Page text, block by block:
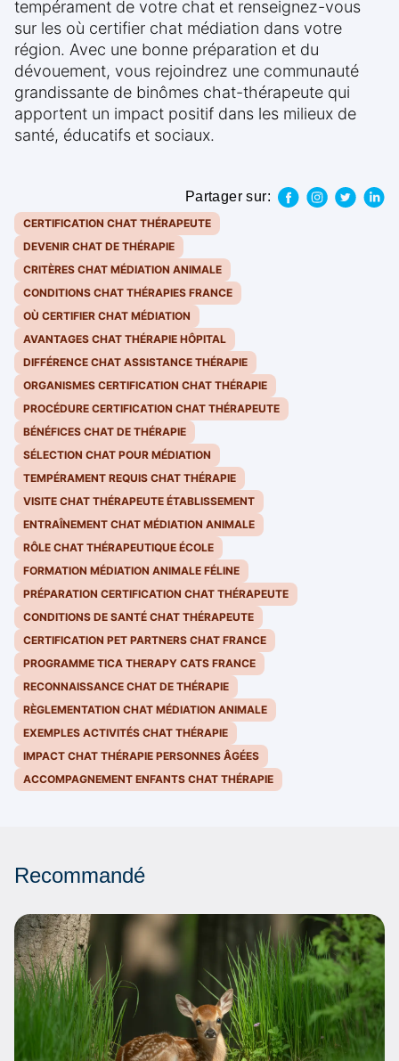
tempérament de votre chat et renseignez-vous
sur les où certifier chat médiation dans votre
région. Avec une bonne préparation et du
dévouement, vous rejoindrez une communauté
grandissante de binômes chat-thérapeute qui
apportent un impact positif dans les milieux de
santé, éducatifs et sociaux.
Partager sur:
CERTIFICATION CHAT THÉRAPEUTE
DEVENIR CHAT DE THÉRAPIE
CRITÈRES CHAT MÉDIATION ANIMALE
CONDITIONS CHAT THÉRAPIES FRANCE
OÙ CERTIFIER CHAT MÉDIATION
AVANTAGES CHAT THÉRAPIE HÔPITAL
DIFFÉRENCE CHAT ASSISTANCE THÉRAPIE
ORGANISMES CERTIFICATION CHAT THÉRAPIE
PROCÉDURE CERTIFICATION CHAT THÉRAPEUTE
BÉNÉFICES CHAT DE THÉRAPIE
SÉLECTION CHAT POUR MÉDIATION
TEMPÉRAMENT REQUIS CHAT THÉRAPIE
VISITE CHAT THÉRAPEUTE ÉTABLISSEMENT
ENTRAÎNEMENT CHAT MÉDIATION ANIMALE
RÔLE CHAT THÉRAPEUTIQUE ÉCOLE
FORMATION MÉDIATION ANIMALE FÉLINE
PRÉPARATION CERTIFICATION CHAT THÉRAPEUTE
CONDITIONS DE SANTÉ CHAT THÉRAPEUTE
CERTIFICATION PET PARTNERS CHAT FRANCE
PROGRAMME TICA THERAPY CATS FRANCE
RECONNAISSANCE CHAT DE THÉRAPIE
RÈGLEMENTATION CHAT MÉDIATION ANIMALE
EXEMPLES ACTIVITÉS CHAT THÉRAPIE
IMPACT CHAT THÉRAPIE PERSONNES ÂGÉES
ACCOMPAGNEMENT ENFANTS CHAT THÉRAPIE
Recommandé